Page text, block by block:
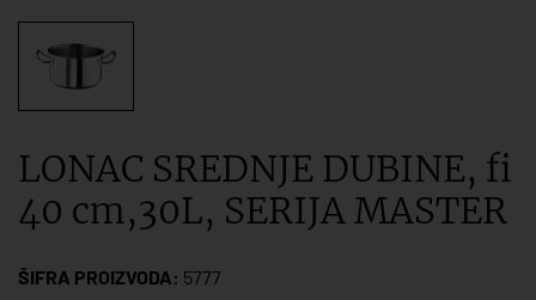
LONAC SREDNJE DUBINE, fi
40 cm,30L, SERIJA MASTER
ŠIFRA PROIZVODA: 5777